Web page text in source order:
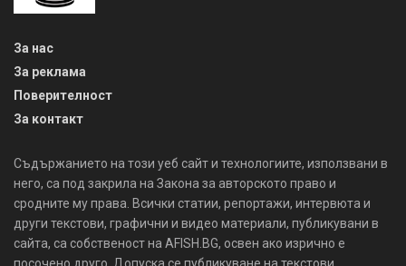
За нас
За реклама
Поверителност
За контакт
Съдържанието на този уеб сайт и технологиите, използвани в
него, са под закрила на Закона за авторското право и
сродните му права. Всички статии, репортажи, интервюта и
други текстови, графични и видео материали, публикувани в
сайта, са собственост на AFISH.BG, освен ако изрично е
посочено друго. Допуска се публикуване на текстови